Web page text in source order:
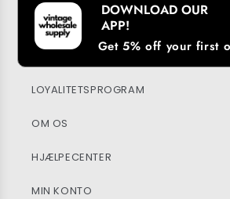
DOWNLOAD VORES APP
LOYALITETSPROGRAM
OM OS
HJÆLPECENTER
MIN KONTO
DOWNLOAD OUR
APP!
Get 5% off your first